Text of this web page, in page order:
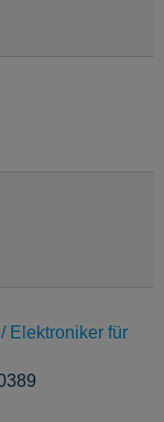
Elektroniker für